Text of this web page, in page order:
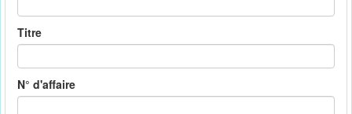
Titre
N° d'affaire